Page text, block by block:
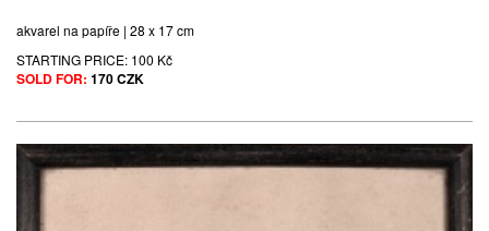
akvarel na papíře | 28 x 17 cm
STARTING PRICE: 100 Kč
SOLD FOR: 170 CZK